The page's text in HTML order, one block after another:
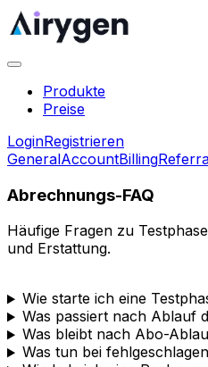
Produkte
Preise
LoginRegistrieren
GeneralAccountBilling
Abrechnungs-FAQ
Häufige Fragen zu
und Erstattung.
Wie starte ich eine
Was passiert nach Ablauf
Was bleibt nach Abo-
Was tun bei